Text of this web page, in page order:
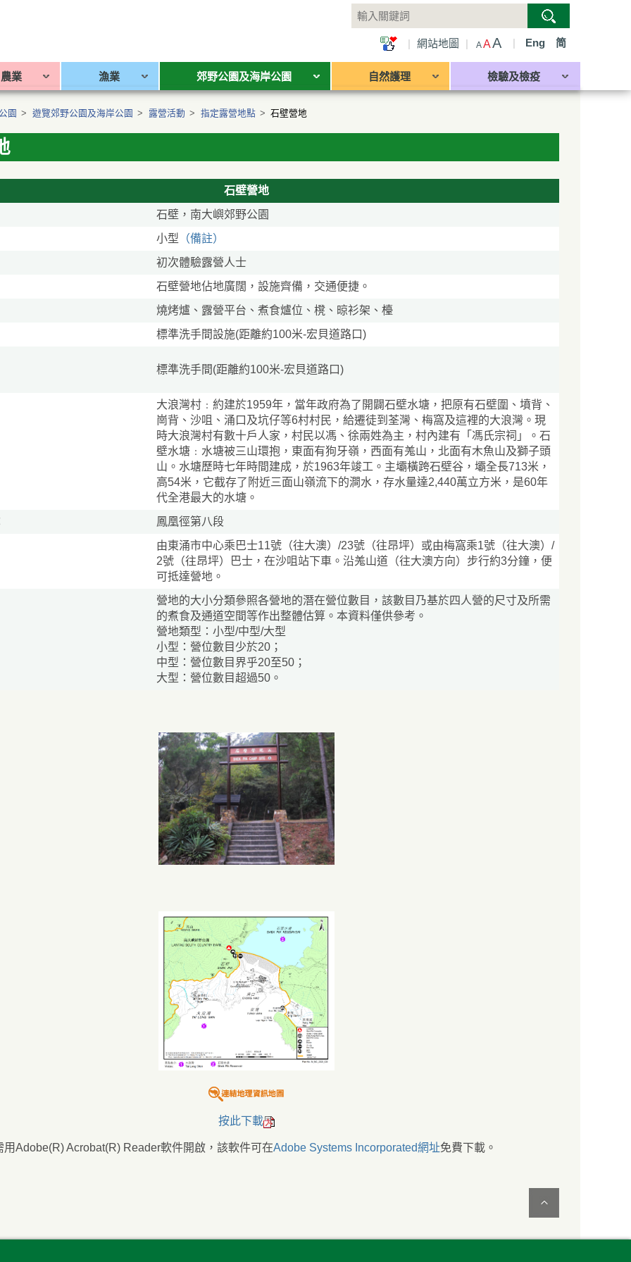
| 網站地圖 | AAA | Eng 简
農業 漁業 郊野公園及海岸公園 自然護理 檢驗及檢疫
園 > 遊覽郊野公園及海岸公園 > 露營活動 > 指定露營地點 > 石壁營地
石壁營地
石壁，南大嶼郊野公園
小型 （備註）
初次體驗露營人士
石壁營地佔地廣闊，設施齊備，交通便捷。
燒烤爐、露營平台、煮食爐位、櫈、晾衫架、檯
標準洗手間設施(距離約100米-宏貝道路口)
標準洗手間(距離約100米-宏貝道路口)
大浪灣村﹕約建於1959年，當年政府為了開闢石壁水塘，把原有石壁圍、墳背、
崗背、沙咀、涌口及坑仔等6村村民，給遷徒到荃灣、梅窩及這裡的大浪灣。現
時大浪灣村有數十戶人家，村民以馮、徐兩姓為主，村內建有「馮氏宗祠」。石
壁水塘﹕水塘被三山環抱，東面有狗牙嶺，西面有羗山，北面有木魚山及獅子頭
山。水塘歷時七年時間建成，於1963年竣工。主壩橫跨石壁谷，壩全長713米，
高54米，它截存了附近三面山嶺流下的澗水，存水量達2,440萬立方米，是60年
代全港最大的水塘。
鳳凰徑第八段
由東涌市中心乘巴士11號（往大澳）/23號（往昂坪）或由梅窩乘1號（往大澳）/
2號（往昂坪）巴士，在沙咀站下車。沿羗山道（往大澳方向）步行約3分鐘，便
可抵達營地。
營地的大小分類參照各營地的潛在營位數目，該數目乃基於四人營的尺寸及所需
的煮食及通道空間等作出整體估算。本資料僅供參考。
營地類型：小型/中型/大型
小型：營位數目少於20；
中型：營位數目界乎20至50；
大型：營位數目超過50。
按此下載
用Adobe(R) Acrobat(R) Reader軟件開啟，該軟件可在Adobe Systems Incorporated網址免費下載。